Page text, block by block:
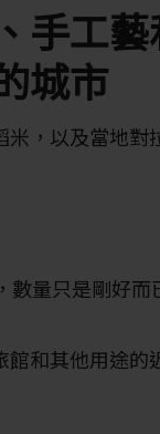
手工
城市
，以及當地對
數量只是剛好
和其他用途的